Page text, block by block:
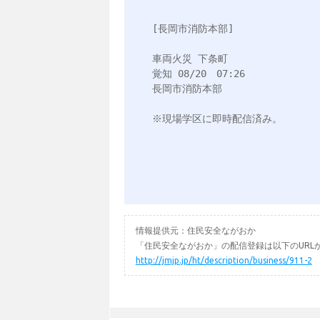
[長岡市消防本部]
車両火災 下条町
覚知 08/20　07:26
長岡市消防本部
情報提供元：住民安全ながおか
「住民安全ながおか」の配信登録は以下のURL
http://jmjp.jp/ht/description/business/911-2